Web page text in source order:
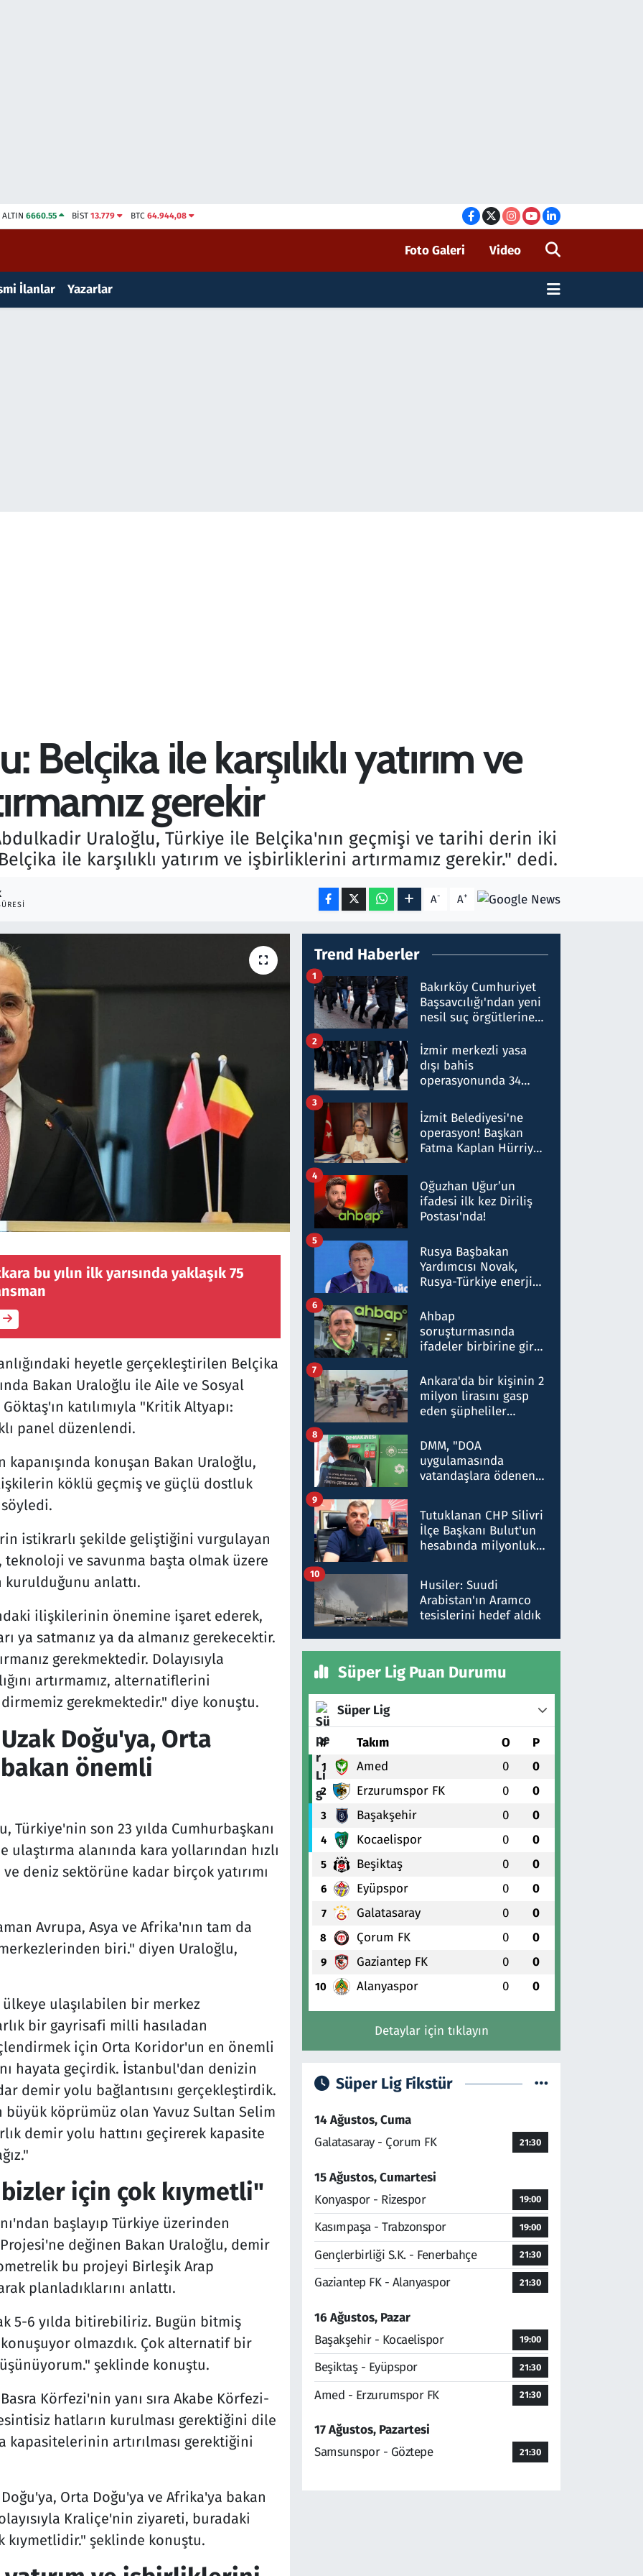
ALTIN 6660.55 BİST13.779 BTC 64.944,08
Foto Galeri Video
İlanlar Yazarlar
Belçika ile karşılıklı yatırım ve
gerekir
Uraloğlu, Türkiye ile Belçika'nın geçmişi ve tarihi derin iki
ile karşılıklı yatırım ve işbirliklerini artırmamız gerekir." dedi.
A- A+
bu yılın ilk yarısında yaklaşık 75
heyetle gerçekleştirilen Belçika
Bakan Uraloğlu ile Aile ve Sosyal
katılımıyla "Kritik Altyapı:
panel düzenlendi.
konuşan Bakan Uraloğlu,
köklü geçmiş ve güçlü dostluk
söyledi.
istikrarlı şekilde geliştiğini vurgulayan
teknoloji ve savunma başta olmak üzere
anlattı.
ilişkilerinin önemine işaret ederek,
ya satmanız ya da almanız gerekecektir.
gerekmektedir. Dolayısıyla
artırmamız, alternatiflerini
gerekmektedir." diye konuştu.
Doğu'ya, Orta
önemli
Türkiye'nin son 23 yılda Cumhurbaşkanı
alanında kara yollarından hızlı
deniz sektörüne kadar birçok yatırımı
Avrupa, Asya ve Afrika'nın tam da
biri." diyen Uraloğlu,
ulaşılabilen bir merkez
bir gayrisafi milli hasıladan
için Orta Koridor'un en önemli
hayata geçirdik. İstanbul'dan denizin
demir yolu bağlantısını gerçekleştirdik.
köprümüz olan Yavuz Sultan Selim
demir yolu hattını geçirerek kapasite
için çok kıymetli"
başlayıp Türkiye üzerinden
değinen Bakan Uraloğlu, demir
bu projeyi Birleşik Arap
planladıklarını anlattı.
5-6 yılda bitirebiliriz. Bugün bitmiş
konuşuyor olmazdık. Çok alternatif bir
şeklinde konuştu.
Körfezi'nin yanı sıra Akabe Körfezi-
hatların kurulması gerektiğini dile
kapasitelerinin artırılması gerektiğini
Orta Doğu'ya ve Afrika'ya bakan
Kraliçe'nin ziyareti, buradaki
kıymetlidir." şeklinde konuştu.
Trend Haberler
Bakırköy Cumhuriyet
Başsavcılığı'ndan yeni
nesil suç örgütlerine
hakkında gözaltı kararı
1
İzmir merkezli yasa
dışı bahis
operasyonunda 34
Milyar liralık para
trafiği tespit edildi
2
İzmit Belediyesi'ne
operasyon! Başkan
Fatma Kaplan Hürriyet
3
Oğuzhan Uğur’un
ifadesi ilk kez Diriliş
Postası'nda!
4
Rusya Başbakan
Yardımcısı Novak,
Rusya-Türkiye enerji
nitelikte olduğunu
belirtti
5
Ahbap
soruşturmasında
ifadeler birbirine girdi:
ifadelerinden ortaya
çıkan tablo şok etti
6
Ankara'da bir kişinin 2
milyon lirasını gasp
eden şüpheliler
7
DMM, "DOA
uygulamasında
vatandaşlara ödenen
düşürüldüğü" iddiasını
yalanladı
8
Tutuklanan CHP Silivri
İlçe Başkanı Bulut'un
hesabında milyonluk
talimat verdi, ben
gönderdim
9
Husiler: Suudi
Arabistan'ın Aramco
tesislerini hedef aldık
10
Süper Lig Puan Durumu
Süper Lig
# Takım O P
1 Amed 0 0
2 Erzurumspor FK 0 0
3 Başakşehir 0 0
4 Kocaelispor 0 0
5 Beşiktaş 0 0
6 Eyüpspor 0 0
7 Galatasaray 0 0
8 Çorum FK 0 0
9 Gaziantep FK 0 0
10 Alanyaspor 0 0
Detaylar için tıklayın
Süper Lig Fikstür
14 Ağustos, Cuma
Galatasaray - Çorum FK
21:30
15 Ağustos, Cumartesi
Konyaspor - Rizespor
19:00
Kasımpaşa - Trabzonspor 19:00
Gençlerbirliği S.K. - Fenerbahçe 21:30
Gaziantep FK - Alanyaspor 21:30
16 Ağustos, Pazar
Başakşehir - Kocaelispor
19:00
Beşiktaş - Eyüpspor 21:30
Amed - Erzurumspor FK 21:30
17 Ağustos, Pazartesi
Samsunspor - Göztepe
21:30